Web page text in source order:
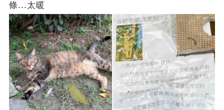
條...太暖